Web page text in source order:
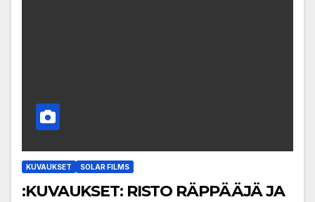
KUVAUKSET SOLAR FILMS
:KUVAUKSET: RISTO RÄPPÄÄJÄ JA